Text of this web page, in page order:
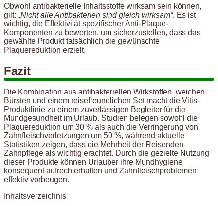
Obwohl antibakterielle Inhaltsstoffe wirksam sein können,
gilt: „Nicht alle Antibakterien sind gleich wirksam“. Es ist
wichtig, die Effektivität spezifischer Anti-Plaque-
Komponenten zu bewerten, um sicherzustellen, dass das
gewählte Produkt tatsächlich die gewünschte
Plaquereduktion erzielt.
Fazit
Die Kombination aus antibakteriellen Wirkstoffen, weichen
Bürsten und einem reisefreundlichen Set macht die Vitis-
Produktlinie zu einem zuverlässigen Begleiter für die
Mundgesundheit im Urlaub. Studien belegen sowohl die
Plaquereduktion um 30 % als auch die Verringerung von
Zahnfleischverletzungen um 50 %, während aktuelle
Statistiken zeigen, dass die Mehrheit der Reisenden
Zahnpflege als wichtig erachtet. Durch die gezielte Nutzung
dieser Produkte können Urlauber ihre Mundhygiene
konsequent aufrechterhalten und Zahnfleischproblemen
effektiv vorbeugen.
Inhaltsverzeichnis